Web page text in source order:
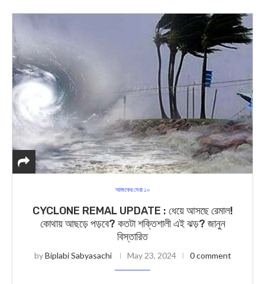
আজকের সেরা ১০
CYCLONE REMAL UPDATE : ধেয়ে আসছে রেমাল!
কোথায় আছড়ে পড়বে? কতটা শক্তিশালী এই ঝড়? জানুন
বিস্তারিত
byBiplabi Sabyasachi May 23, 2024 0 comment